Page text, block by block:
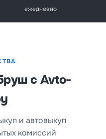
ежедневно
с Avto-
и автовыкуп
комиссий